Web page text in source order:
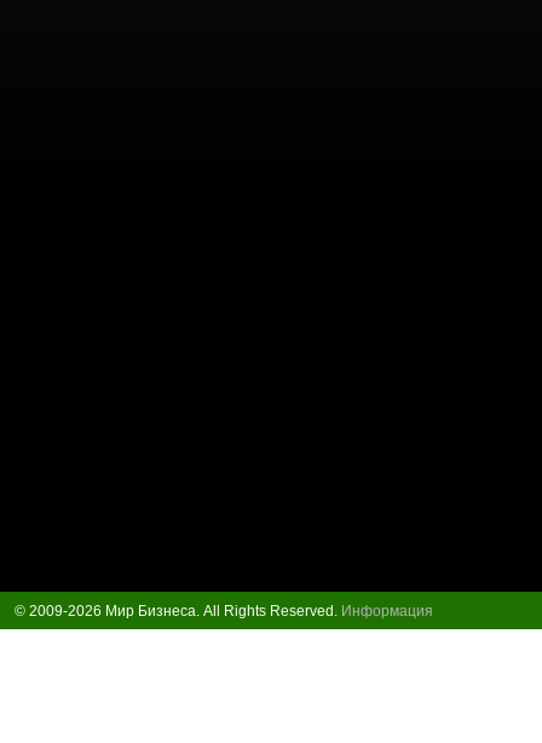
© 2009-2026 Мир Бизнеса. All Rights Reserved. Информация